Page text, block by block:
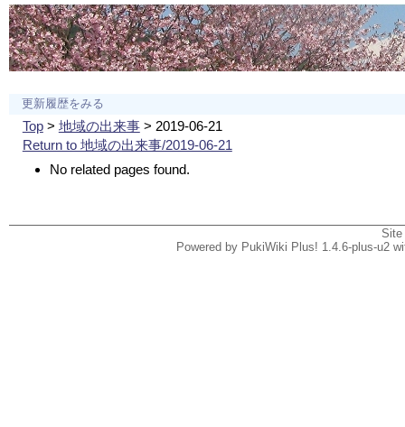
更新履歴をみる
Top> 地域の出来事> 2019-06-21
Return to 地域の出来事/2019-06-21
No related pages found.
Powered by PukiWiki Plus! 1.4.6-plus-u2